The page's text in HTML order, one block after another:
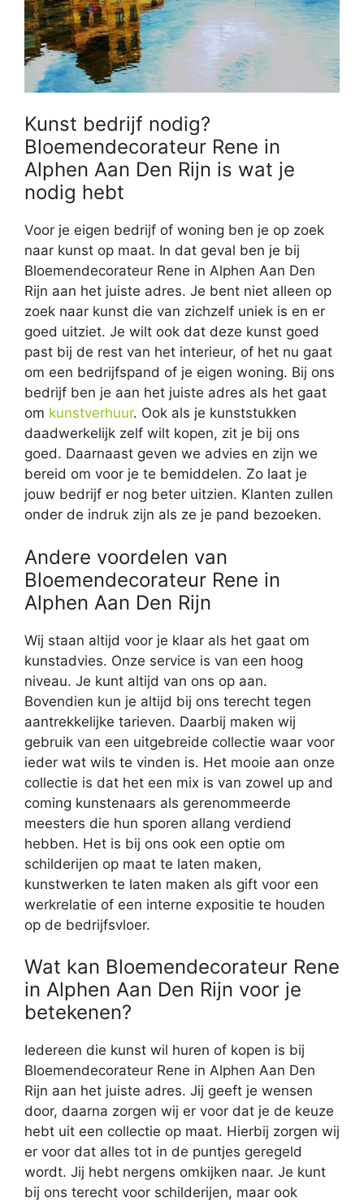
Kunst bedrijf nodig?
Bloemendecorateur Rene in
Alphen Aan Den Rijn is wat je
nodig hebt
Voor je eigen bedrijf of woning ben je op zoek
naar kunst op maat. In dat geval ben je bij
Bloemendecorateur Rene in Alphen Aan Den
Rijn aan het juiste adres. Je bent niet alleen op
zoek naar kunst die van zichzelf uniek is en er
goed uitziet. Je wilt ook dat deze kunst goed
past bij de rest van het interieur, of het nu gaat
om een bedrijfspand of je eigen woning. Bij ons
bedrijf ben je aan het juiste adres als het gaat
om kunstverhuur. Ook als je kunststukken
daadwerkelijk zelf wilt kopen, zit je bij ons
goed. Daarnaast geven we advies en zijn we
bereid om voor je te bemiddelen. Zo laat je
jouw bedrijf er nog beter uitzien. Klanten zullen
onder de indruk zijn als ze je pand bezoeken.
Andere voordelen van
Bloemendecorateur Rene in
Alphen Aan Den Rijn
Wij staan altijd voor je klaar als het gaat om
kunstadvies. Onze service is van een hoog
niveau. Je kunt altijd van ons op aan.
Bovendien kun je altijd bij ons terecht tegen
aantrekkelijke tarieven. Daarbij maken wij
gebruik van een uitgebreide collectie waar voor
ieder wat wils te vinden is. Het mooie aan onze
collectie is dat het een mix is van zowel up and
coming kunstenaars als gerenommeerde
meesters die hun sporen allang verdiend
hebben. Het is bij ons ook een optie om
schilderijen op maat te laten maken,
kunstwerken te laten maken als gift voor een
werkrelatie of een interne expositie te houden
op de bedrijfsvloer.
Wat kan Bloemendecorateur Rene
in Alphen Aan Den Rijn voor je
betekenen?
Iedereen die kunst wil huren of kopen is bij
Bloemendecorateur Rene in Alphen Aan Den
Rijn aan het juiste adres. Jij geeft je wensen
door, daarna zorgen wij er voor dat je de keuze
hebt uit een collectie op maat. Hierbij zorgen wij
er voor dat alles tot in de puntjes geregeld
wordt. Jij hebt nergens omkijken naar. Je kunt
bij ons terecht voor schilderijen, maar ook